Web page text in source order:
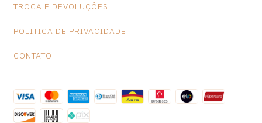
TROCA E DEVOLUÇÕES
POLITICA DE PRIVACIDADE
CONTATO